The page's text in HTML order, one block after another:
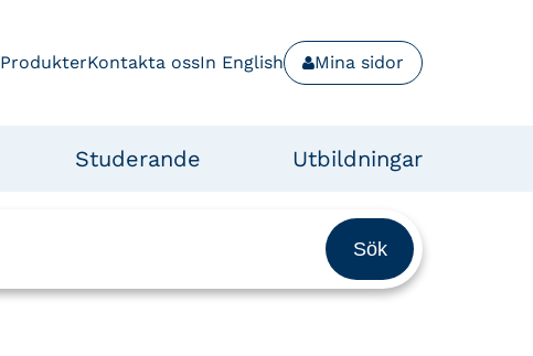
ProdukterKontakta ossIn English Mina sidor
Studerande Utbildningar